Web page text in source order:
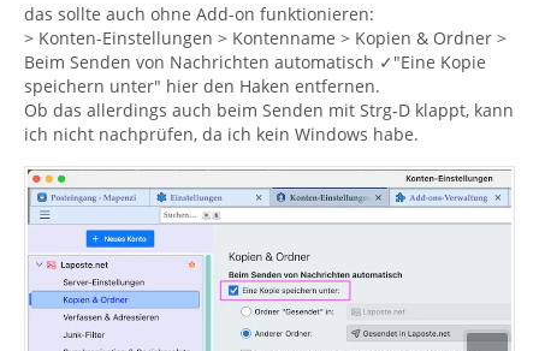
das sollte auch ohne Add-on funktionieren:
> Konten-Einstellungen > Kontenname > Kopien & Ordner >
Beim Senden von Nachrichten automatisch ✓"Eine Kopie
speichern unter" hier den Haken entfernen.
Ob das allerdings auch beim Senden mit Strg-D klappt, kann
ich nicht nachprüfen, da ich kein Windows habe.